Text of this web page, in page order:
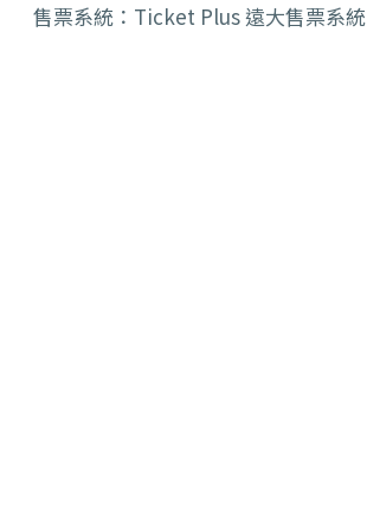
售票系統：Ticket Plus 遠大售票系統